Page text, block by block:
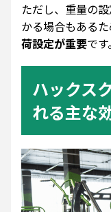
ただし、重量の
かる場合もあるた
荷設定が重要です。
ハックス
れる主な